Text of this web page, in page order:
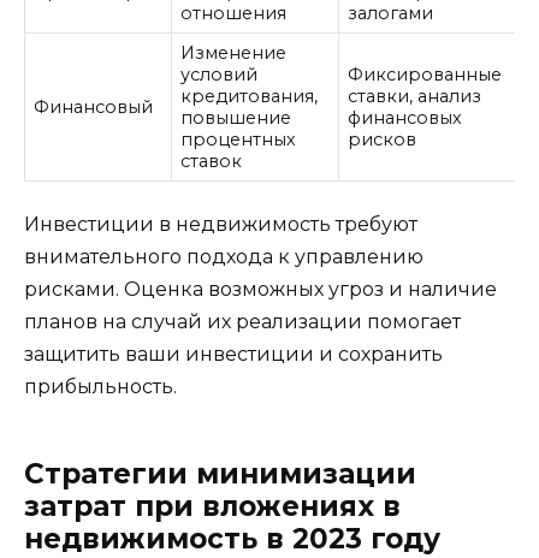
отношения
залогами
Финансовый
Изменение
условий
кредитования,
повышение
процентных
ставок
Фиксированные
ставки, анализ
финансовых
рисков
Инвестиции в недвижимость требуют
внимательного подхода к управлению
рисками. Оценка возможных угроз и наличие
планов на случай их реализации помогает
защитить ваши инвестиции и сохранить
прибыльность.
Стратегии минимизации
затрат при вложениях в
недвижимость в 2023 году